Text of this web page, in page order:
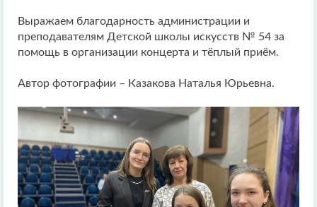
Выражаем благодарность администрации и
преподавателям Детской школы искусств № 54 за
помощь в организации концерта и тёплый приём.
Автор фотографии – Казакова Наталья Юрьевна.